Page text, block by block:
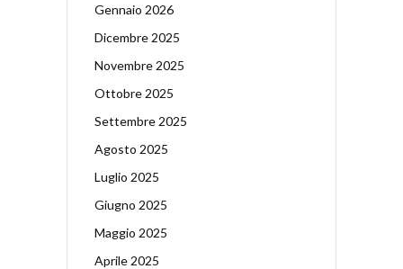
Gennaio 2026
Dicembre 2025
Novembre 2025
Ottobre 2025
Settembre 2025
Agosto 2025
Luglio 2025
Giugno 2025
Maggio 2025
Aprile 2025